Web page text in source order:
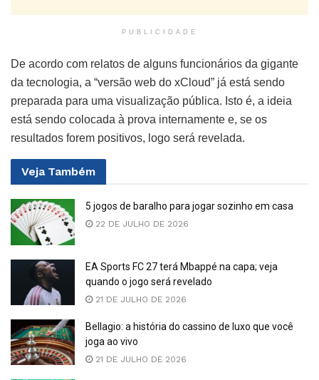
PUBLICIDADE
De acordo com relatos de alguns funcionários da gigante
da tecnologia, a “versão web do xCloud” já está sendo
preparada para uma visualização pública. Isto é, a ideia
está sendo colocada à prova internamente e, se os
resultados forem positivos, logo será revelada.
Veja Também
5 jogos de baralho para jogar sozinho em casa
22 DE JULHO DE 2026
EA Sports FC 27 terá Mbappé na capa; veja
quando o jogo será revelado
21 DE JULHO DE 2026
Bellagio: a história do cassino de luxo que você
joga ao vivo
21 DE JULHO DE 2026